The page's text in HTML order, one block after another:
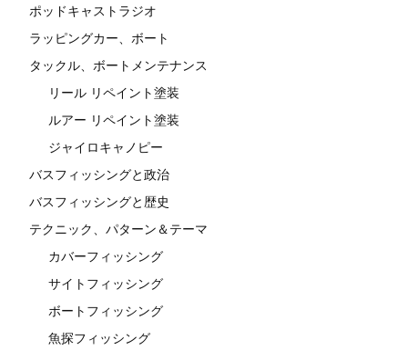
ポッドキャストラジオ
ラッピングカー、ボート
タックル、ボートメンテナンス
リール リペイント塗装
ルアー リペイント塗装
ジャイロキャノピー
バスフィッシングと政治
バスフィッシングと歴史
テクニック、パターン＆テーマ
カバーフィッシング
サイトフィッシング
ボートフィッシング
魚探フィッシング